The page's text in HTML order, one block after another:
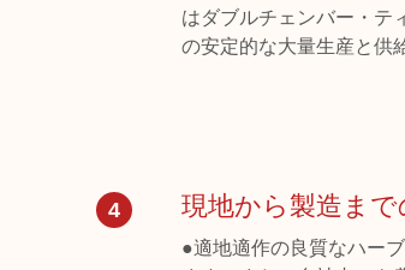
はダブルチェンバー・テ
の安定的な大量生産と供
4 現地から製造まで
●適地適作の良質なハー